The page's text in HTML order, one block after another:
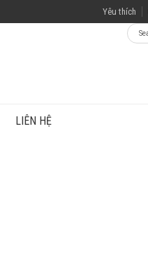
Yêu thích
LIÊN HỆ